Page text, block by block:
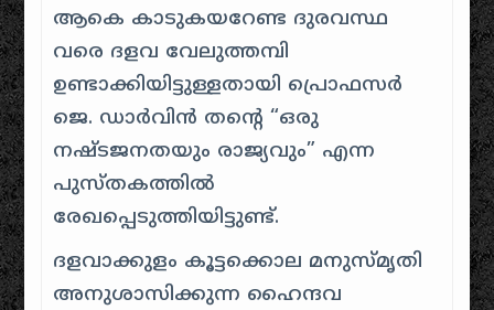
ആകെ കാടുകയറേണ്ട ദുരവസ്ഥ
വരെ ദളവ വേലുത്തമ്പി
ഉണ്ടാക്കിയിട്ടുള്ളതായി പ്രൊഫസർ
ജെ. ഡാർവിൻ തന്റെ “ഒരു
നഷ്ടജനതയും രാജ്യവും” എന്ന
പുസ്തകത്തിൽ
രേഖപ്പെടുത്തിയിട്ടുണ്ട്.
ദളവാക്കുളം കൂട്ടക്കൊല മനുസ്മൃതി
അനുശാസിക്കുന്ന ഹൈന്ദവ